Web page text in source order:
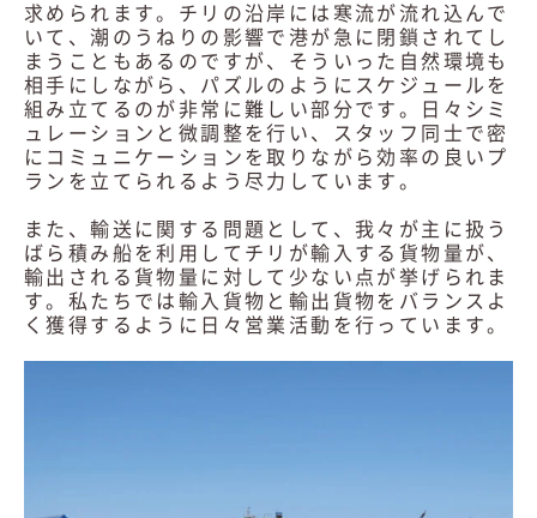
求められます。チリの沿岸には寒流が流れ込んで
いて、潮のうねりの影響で港が急に閉鎖されてし
まうこともあるのですが、そういった自然環境も
相手にしながら、パズルのようにスケジュールを
組み立てるのが非常に難しい部分です。日々シミ
ュレーションと微調整を行い、スタッフ同士で密
にコミュニケーションを取りながら効率の良いプ
ランを立てられるよう尽力しています。
また、輸送に関する問題として、我々が主に扱う
ばら積み船を利用してチリが輸入する貨物量が、
輸出される貨物量に対して少ない点が挙げられま
す。私たちでは輸入貨物と輸出貨物をバランスよ
く獲得するように日々営業活動を行っています。